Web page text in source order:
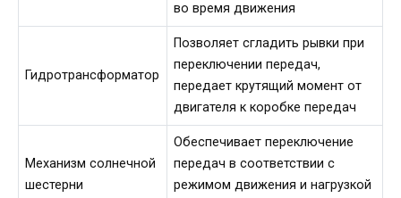
во время движения
Гидротрансформатор
Позволяет сгладить рывки при
переключении передач,
передает крутящий момент от
двигателя к коробке передач
Механизм солнечной
шестерни
Обеспечивает переключение
передач в соответствии с
режимом движения и нагрузкой